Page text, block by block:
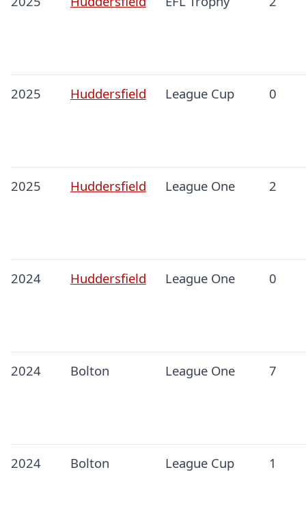
2025 Huddersfield League Cup 0
2025 Huddersfield League One 2
2024 Huddersfield League One 0
2024 Bolton League One 7
2024 Bolton League Cup 1